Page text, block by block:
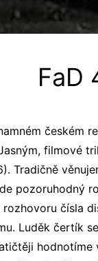
FaD
českém
filmové
Tradičně
pozoruhodný
čísla
Luděk čertík